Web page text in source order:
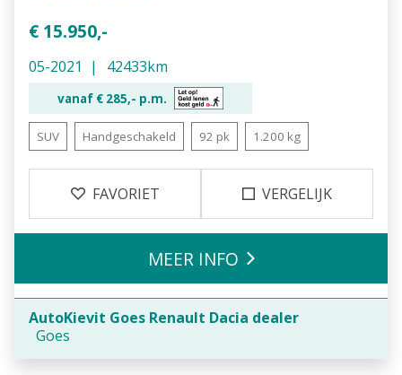
€ 15.950,-
05-2021 42433km
vanaf € 285,- p.m.
SUV Handgeschakeld 92 pk 1.200 kg
FAVORIET VERGELIJK
AutoKievit Goes Renault Dacia dealer
Goes
MEER INFO